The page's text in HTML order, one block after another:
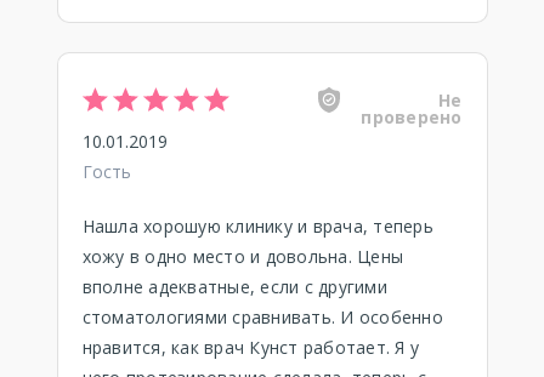
Не
проверено
10.01.2019
Гость
Нашла хорошую клинику и врача, теперь
хожу в одно место и довольна. Цены
вполне адекватные, если с другими
стоматологиями сравнивать. И особенно
нравится, как врач Кунст работает. Я у